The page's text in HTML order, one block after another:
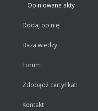
Opiniowane akty
Dodaj opinię!
Baza wiedzy
Forum
Zdobądź certyfikat!
Kontakt